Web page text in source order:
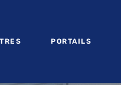
PORTAILS